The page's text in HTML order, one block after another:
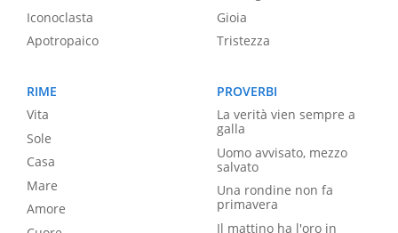
Iconoclasta
Apotropaico
Gioia
Tristezza
RIME
Vita
Sole
Casa
Mare
Amore
PROVERBI
La verità vien sempre a
galla
Uomo avvisato, mezzo
salvato
Una rondine non fa
primavera
Il mattino ha l'oro in